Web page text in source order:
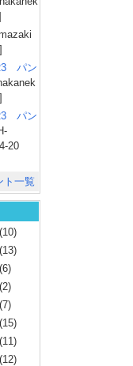
パン
パン
20
ト一覧
(10)
(13)
(6)
(2)
(7)
(15)
(11)
(12)